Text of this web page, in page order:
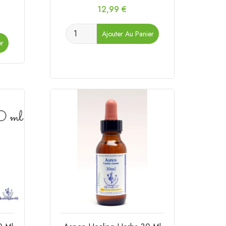
Prix
12,99 €
Ajouter Au Panier